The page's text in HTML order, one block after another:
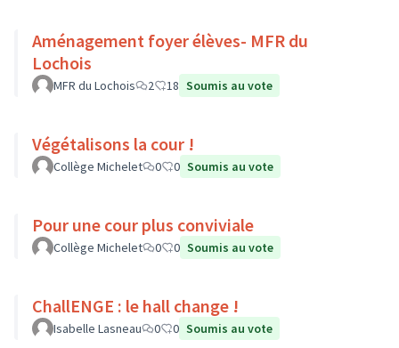
Aménagement foyer élèves- MFR du
Lochois
MFR du Lochois 2 18 Soumis au vote
Végétalisons la cour !
Collège Michelet 0 0 Soumis au vote
Pour une cour plus conviviale
Collège Michelet 0 0 Soumis au vote
ChallENGE : le hall change !
Isabelle Lasneau 0 0 Soumis au vote